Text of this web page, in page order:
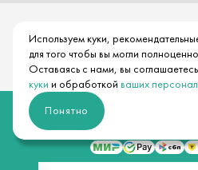
Используем куки,
для того чтобы вы могли
Оставаясь с нами, вы
куки и обработкой ваших
Понятно
© 2026 Официальный
Положение об обработке и